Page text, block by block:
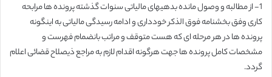
1- از مطالبه و وصول مانده بدهیهای مالیاتی سنوات گذشته پرونده ها مرابحه
کاری وفق بخشنامه فوق الذکر خودداری و ادامه رسیدگی مالیاتی به اینگونه
پرونده ها در هر مرحله ای که هست متوقف و مراتب بانضمام فهرست و
مشخصات کامل پرونده ها جهت هرگونه اقدام لازم به مراجع ذیصلاح قضائی اعلام
گردد.